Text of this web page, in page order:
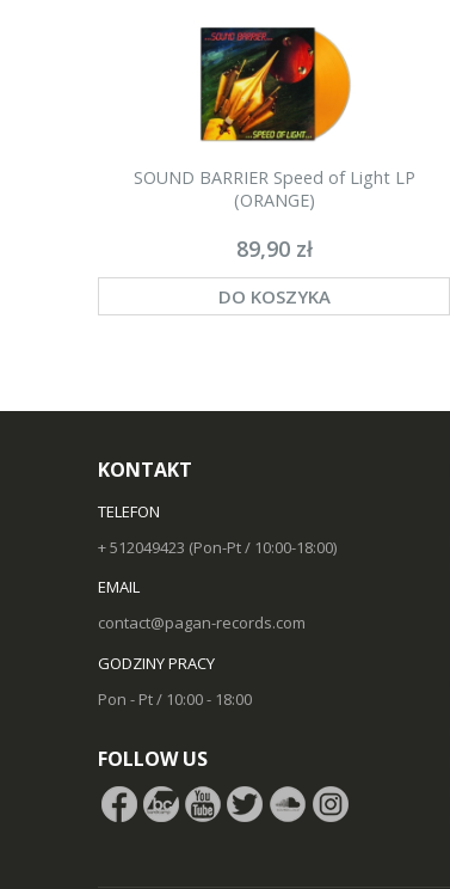
SOUND BARRIER Speed of Light LP
(ORANGE)
89,90 zł
DO KOSZYKA
KONTAKT
TELEFON
+ 512049423 (Pon-Pt / 10:00-18:00)
EMAIL
contact@pagan-records.com
GODZINY PRACY
Pon - Pt / 10:00 - 18:00
FOLLOW US